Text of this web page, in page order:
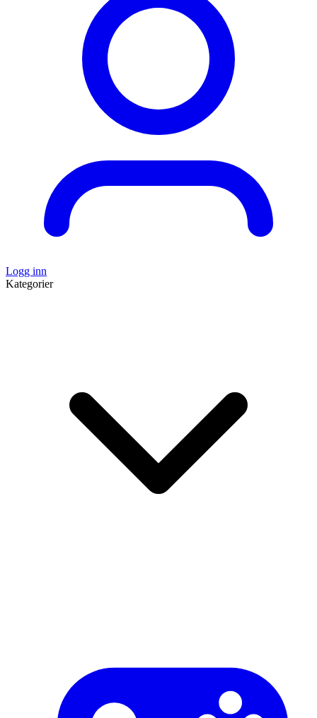
Logg inn
Kategorier